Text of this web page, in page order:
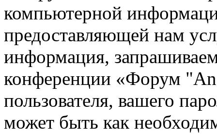
компьютерной
предоставляющей нам
информация,
конференции «Форум
пользователя, вашего
может быть как